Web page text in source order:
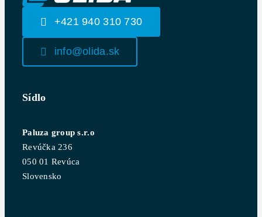
+421 940 310 730
info@olida.sk
Sídlo
Paluza group s.r.o
Revúčka 236
050 01 Revúca
Slovensko